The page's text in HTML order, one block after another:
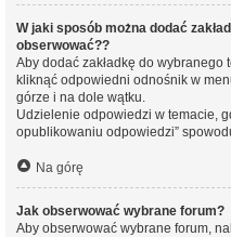
W jaki sposób można dodać
obserwować??
Aby dodać zakładkę do
kliknąć odpowiedni odnośnik w
górze i na dole wątku.
Udzielenie odpowiedzi w temacie,
opublikowaniu odpowiedzi”
Na górę
Jak obserwować wybrane forum?
Aby obserwować wybrane forum,